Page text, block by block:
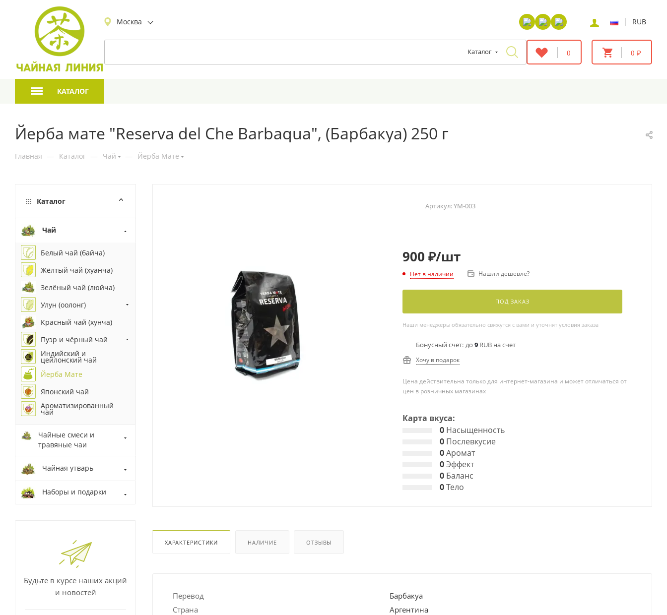
Москва | RUB
Каталог 0 0 ₽
КАТАЛОГ
Йерба мате "Reserva del Che Barbaqua", (Барбакуа) 250 г
Главная — Каталог — Чай — Йерба Мате
Артикул:YM-003
900 ₽/шт
Нет в наличии Нашли дешевле?
ПОД ЗАКАЗ
Наши менеджеры обязательно свяжутся с вами и уточнят условия заказа
Бонусный счет: до 9RUB на счет
Хочу в подарок
Цена действительна только для интернет-магазина и может отличаться от
цен в розничных магазинах
Карта вкуса:
0Насыщенность
0Послевкусие
0Аромат
0Эффект
0Баланс
0Тело
ХАРАКТЕРИСТИКИ НАЛИЧИЕ ОТЗЫВЫ
Перевод
Барбакуа
Страна
Аргентина
Каталог
Чай
Белый чай (байча)
Жёлтый чай (хуанча)
Зелёный чай (люйча)
Улун (оолонг)
Красный чай (хунча)
Пуэр и чёрный чай
Индийский и
цейлонский чай
Йерба Мате
Японский чай
Ароматизированный
чай
Чайные смеси и
травяные чаи
Чайная утварь
Наборы и подарки
Будьте в курсе наших акций
и новостей